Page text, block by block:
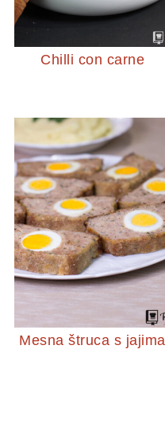
Chilli con carne
Mesna štruca s jajima